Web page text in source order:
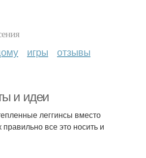
игры отзывы
и идеи
леггинсы вместо
все это носить и